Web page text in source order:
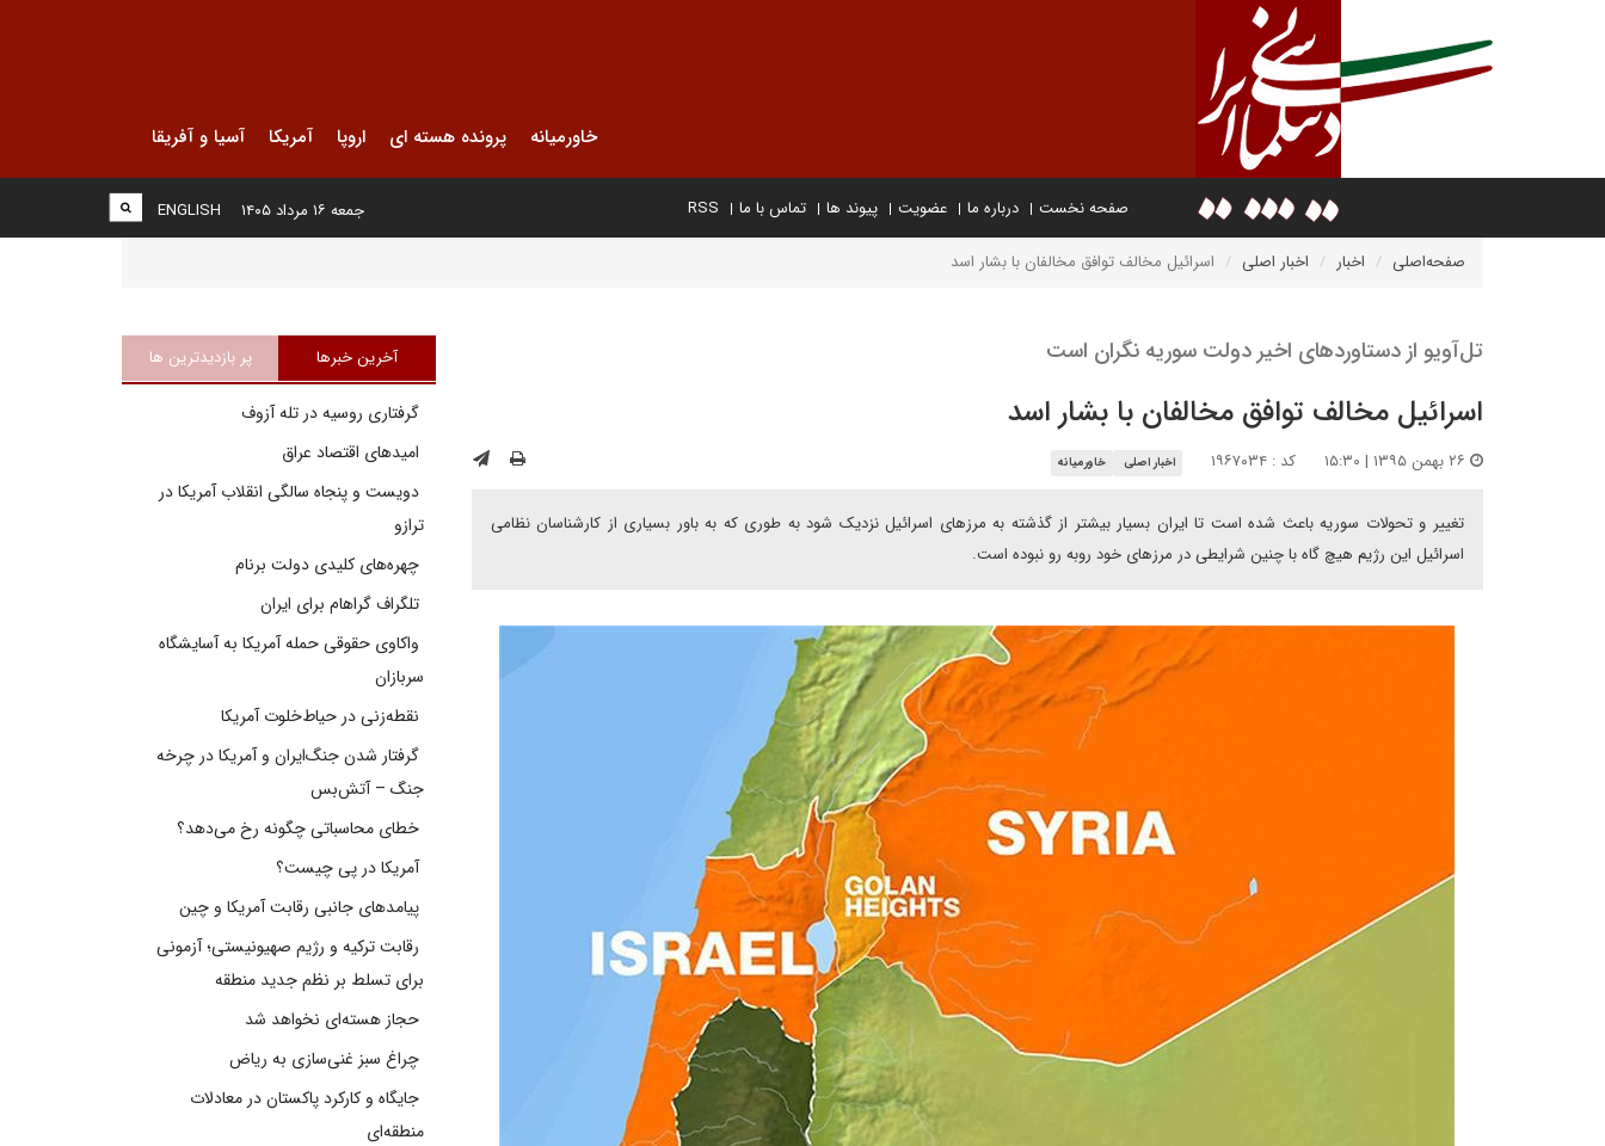
خاورمیانه پرونده هسته ای اروپا آمریکا آسیا و آفریقا
صفحه نخست درباره ما عضویت پیوند ها تماس با ما RSS
ENGLISH جمعه ۱۶ مرداد ۱۴۰۵
صفحه‌اصلی اخبار اخبار اصلی اسرائیل مخالف توافق مخالفان با بشار اسد
تل‌آویو از دستاوردهای اخیر دولت سوریه نگران است
اسرائیل مخالف توافق مخالفان با بشار اسد
کد : ۱۹۶۷۰۳۴ اخبار اصلی خاورمیانه
تغییر و تحولات سوریه باعث شده است تا ایران بسیار بیشتر از گذشته به مرزهای اسرائیل نزدیک شود به طوری که به باور بسیاری از کارشناسان نظامی
اسرائیل این رژیم هیچ گاه با چنین شرایطی در مرزهای خود روبه رو نبوده است.
آخرین خبرها پر بازدیدترین ها
گرفتاری روسیه در تله آزوف
امیدهای اقتصاد عراق
دویست و پنجاه سالگی انقلاب آمریکا در
ترازو
چهره‌های کلیدی دولت برنام
تلگراف گراهام برای ایران
واکاوی حقوقی حمله آمریکا به آسایشگاه
سربازان
نقطه‌زنی در حیاط‌خلوت آمریکا
گرفتار شدن جنگ‌ایران و آمریکا در چرخه
جنگ – آتش‌بس
خطای محاسباتی چگونه رخ می‌دهد؟
آمریکا در پی چیست؟
پیامدهای جانبی رقابت آمریکا و چین
رقابت ترکیه و رژیم صهیونیستی؛ آزمونی
برای تسلط بر نظم جدید منطقه
حجاز هسته‌ای نخواهد شد
چراغ سبز غنی‌سازی به ریاض
جایگاه و کارکرد پاکستان در معادلات
منطقه‌ای